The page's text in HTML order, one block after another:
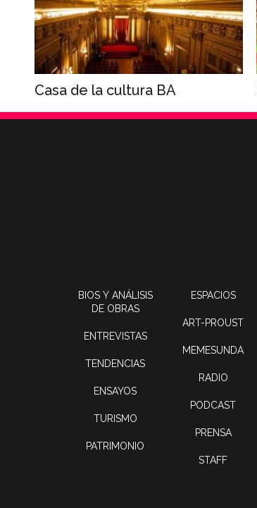
Casa de la cultura BA
BIOS Y ANÁLISIS
DE OBRAS
ENTREVISTAS
TENDENCIAS
ENSAYOS
TURISMO
PATRIMONIO
ESPACIOS
ART-PROUST
MEMESUNDA
RADIO
PODCAST
PRENSA
STAFF